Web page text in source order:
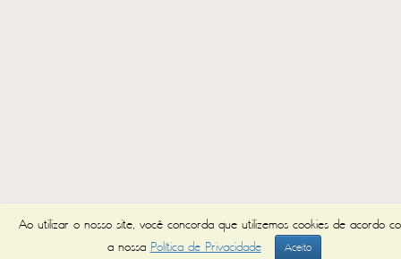
Ao utilizar o nosso site, você concorda que utilizemos cookies de acordo
a nossa Política de Privacidade Aceito